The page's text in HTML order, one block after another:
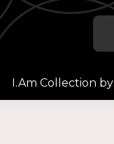
I.Am Collection by